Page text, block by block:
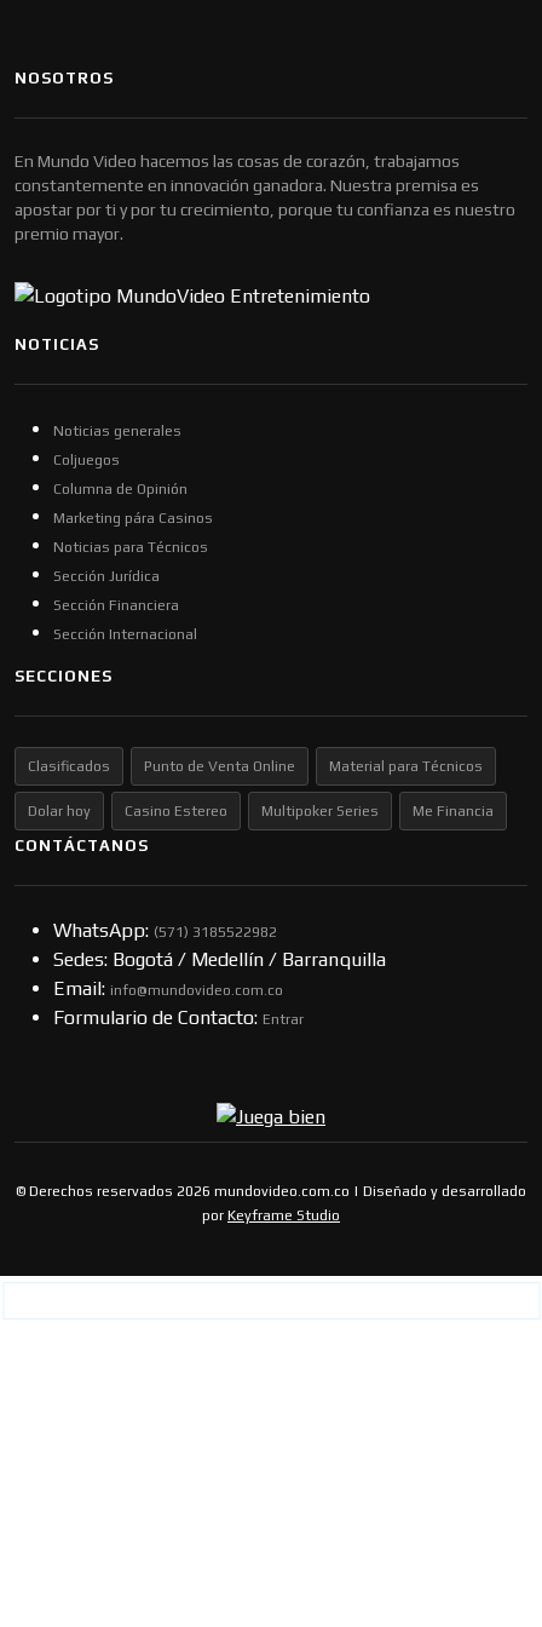
NOSOTROS
En Mundo Video hacemos las cosas de corazón, trabajamos
constantemente en innovación ganadora. Nuestra premisa es
apostar por ti y por tu crecimiento, porque tu confianza es nuestro
premio mayor.
NOTICIAS
Noticias generales
Coljuegos
Columna de Opinión
Marketing pára Casinos
Noticias para Técnicos
Sección Jurídica
Sección Financiera
Sección Internacional
SECCIONES
Clasificados Punto de Venta Online Material para Técnicos
Dolar hoy Casino Estereo Multipoker Series Me Financia
CONTÁCTANOS
WhatsApp: (57​​1) 3185522982
Sedes: Bogotá / Medellín / Barranquilla
Email: info@mundovideo.com.co
Formulario de Contacto: Entrar
© Derechos reservados 2026 mundovideo.com.co | Diseñado y desarrollado
por Keyframe Studio